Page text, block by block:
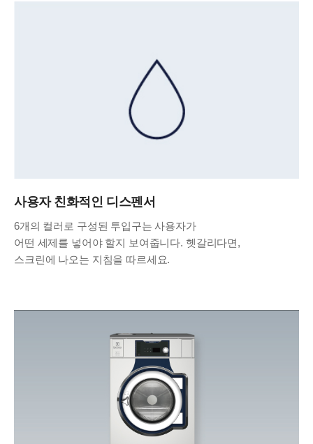
사용자 친화적인 디스펜서
6개의 컬러로 구성된 투입구는 사용자가
어떤 세제를 넣어야 할지 보여줍니다. 헷갈리다면,
스크린에 나오는 지침을 따르세요.